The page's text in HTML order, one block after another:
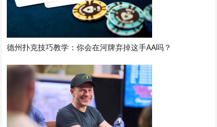
德州扑克技巧教学：你会在河牌弃掉这手AA吗？